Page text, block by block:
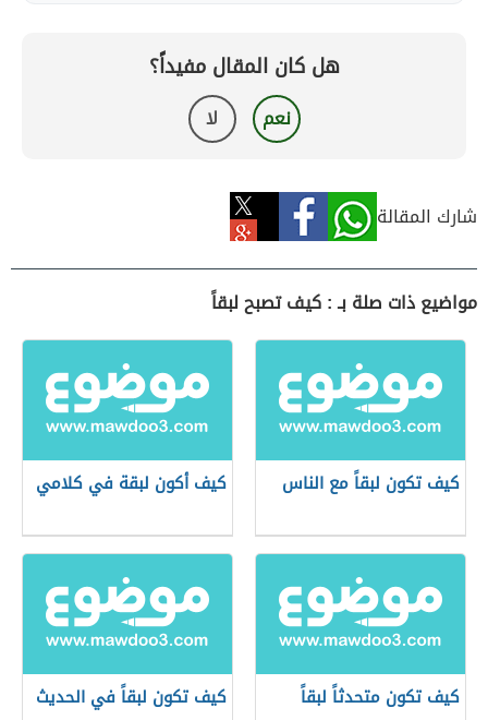
هل كان المقال مفيداً؟
نعم لا
شارك المقالة
مواضيع ذات صلة بـ : كيف تصبح لبقاً
كيف تكون لبقاً مع الناس كيف أكون لبقة في كلامي
كيف تكون متحدثاً لبقاً
كيف تكون لبقاً في الحديث